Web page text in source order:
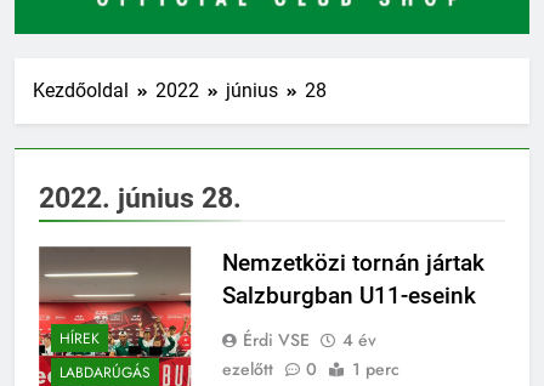
Kezdőoldal 2022 június 28
2022. június 28.
HÍREK
LABDARÚGÁS
Nemzetközi tornán jártak
Salzburgban U11-eseink
Érdi VSE
4 év
ezelőtt
0 1 perc